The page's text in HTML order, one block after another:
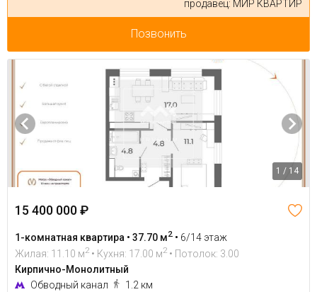
продавец: МИР КВАРТИР
Позвонить
1 / 14
15 400 000 ₽
1-комнатная квартира • 37.70 м2 • 6/14 этаж
Жилая: 11.10 м2 • Кухня: 17.00 м2 • Потолок: 3.00
Кирпично-Монолитный
Обводный канал
1.2 км